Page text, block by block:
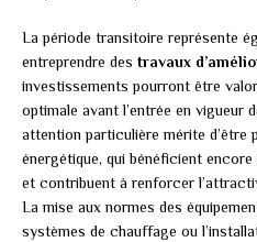
La période transitoire représente
entreprendre des travaux
investissements pourront être
optimale avant l’entrée en vigueur
attention particulière mérite d’être
énergétique, qui bénéficient
et contribuent à renforcer
La mise aux normes des
systèmes de chauffage ou